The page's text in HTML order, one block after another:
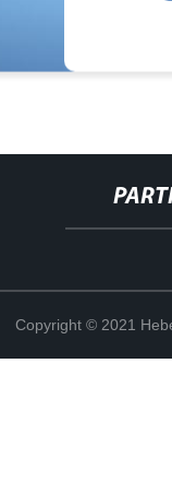
Copyright © 2021